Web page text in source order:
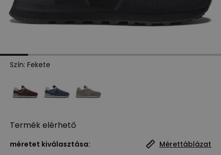
Szín: Fekete
Termék elérhető
méretet kiválasztása: Mérettáblázat